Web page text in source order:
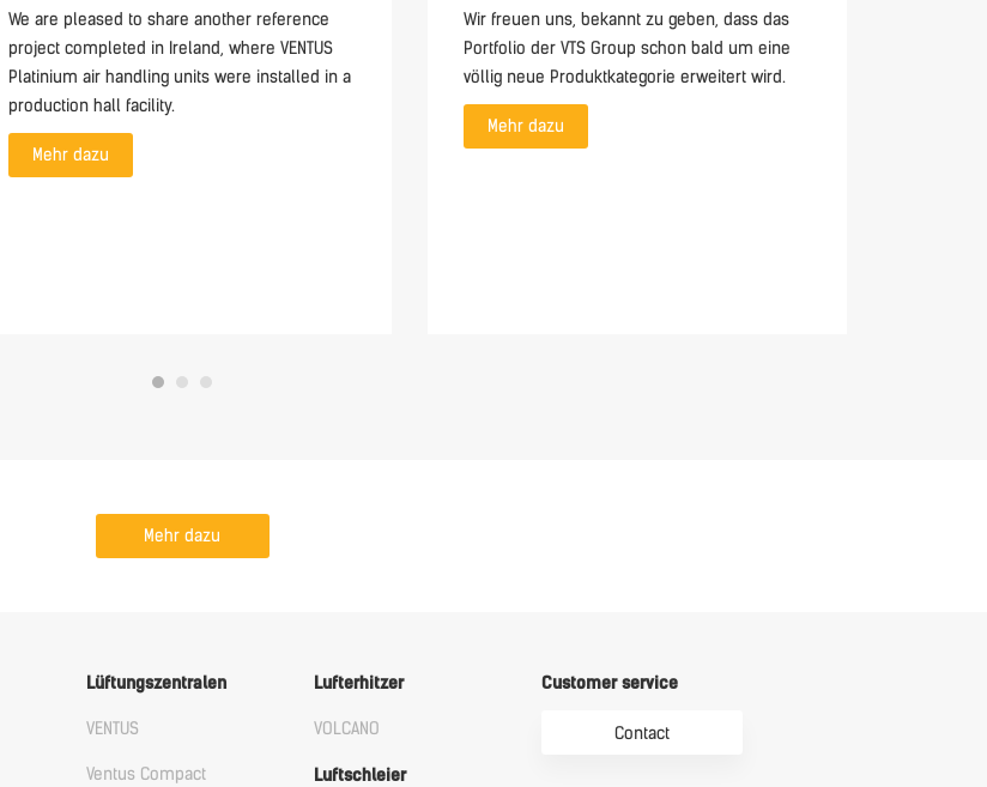
We are pleased to share another reference
project completed in Ireland, where VENTUS
Platinium air handling units were installed in a
production hall facility.
Mehr dazu
Wir freuen uns, bekannt zu geben, dass das
Portfolio der VTS Group schon bald um eine
völlig neue Produktkategorie erweitert wird.
Mehr dazu
Mehr dazu
Lüftungszentralen
VENTUS
Ventus Compact
Lufterhitzer
VOLCANO
Luftschleier
Customer service
Contact